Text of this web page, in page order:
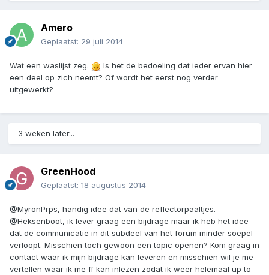
Amero
Geplaatst: 29 juli 2014
Wat een waslijst zeg.
Is het de bedoeling dat ieder ervan hier
een deel op zich neemt? Of wordt het eerst nog verder
uitgewerkt?
3 weken later...
GreenHood
Geplaatst: 18 augustus 2014
@MyronPrps, handig idee dat van de reflectorpaaltjes.
@Heksenboot, ik lever graag een bijdrage maar ik heb het idee
dat de communicatie in dit subdeel van het forum minder soepel
verloopt. Misschien toch gewoon een topic openen? Kom graag in
contact waar ik mijn bijdrage kan leveren en misschien wil je me
vertellen waar ik me ff kan inlezen zodat ik weer helemaal up to